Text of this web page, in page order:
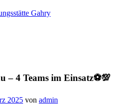
Gahry
– 4 Teams im Einsatz⚽️💯
2025 von admin